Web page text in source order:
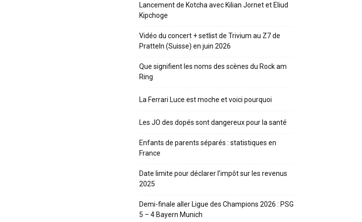
Lancement de Kotcha avec Kilian Jornet et Eliud
Kipchoge
Vidéo du concert + setlist de Trivium au Z7 de
Pratteln (Suisse) en juin 2026
Que signifient les noms des scènes du Rock am
Ring
La Ferrari Luce est moche et voici pourquoi
Les JO des dopés sont dangereux pour la santé
Enfants de parents séparés : statistiques en
France
Date limite pour déclarer l’impôt sur les revenus
2025
Demi-finale aller Ligue des Champions 2026 : PSG
5 – 4 Bayern Munich